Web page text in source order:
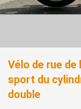
Vélo de rue
sport du
double